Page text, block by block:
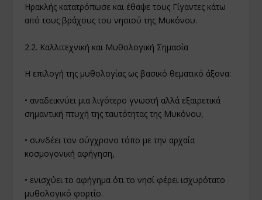
Ηρακλής κατατρόπωσε και έθαψε τους Γίγαντες κάτω
από τους βράχους του νησιού της Μυκόνου.
2.2. Καλλιτεχνική και Μυθολογική Σημασία
Η επιλογή της μυθολογίας ως βασικό θεματικό άξονα:
• αναδεικνύει μια λιγότερο γνωστή αλλά εξαιρετικά
σημαντική πτυχή της ταυτότητας της Μυκόνου,
• συνδέει τον σύγχρονο τόπο με την αρχαία
κοσμογονική αφήγηση,
• ενισχύει το αφήγημα ότι το νησί φέρει ισχυρότατο
μυθολογικό φορτίο.